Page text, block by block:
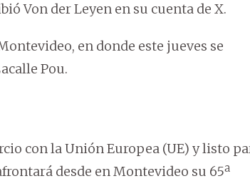
Von der Leyen en su cuenta de X.
en donde este jueves se
Pou.
con la Unión Europea (UE) y listo
desde en Montevideo su 65ª